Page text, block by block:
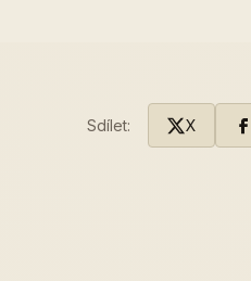
Sdílet: X